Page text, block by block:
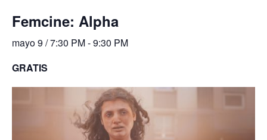
Femcine: Alpha
mayo 9 / 7:30 PM-9:30 PM
GRATIS